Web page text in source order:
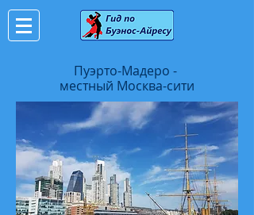
Пуэрто-Мадеро -
местный Москва-сити